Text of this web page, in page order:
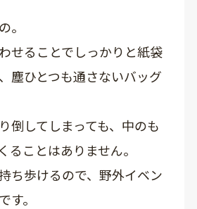
。
せることでしっかりと紙袋
塵ひとつも通さないバッグ
倒してしまっても、中のも
ることはありません。
ち歩けるので、野外イベン
す。